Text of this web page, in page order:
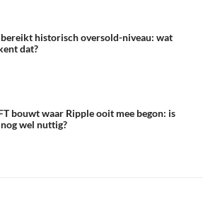
historisch oversold-niveau: wat
dat?
bouwt waar Ripple ooit mee begon: is
wel nuttig?